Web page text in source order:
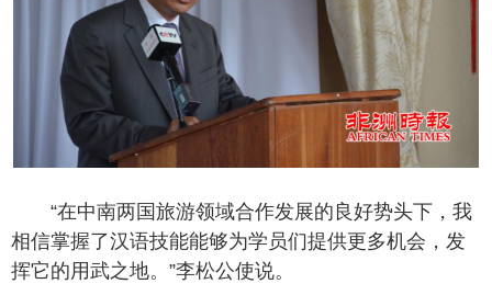
“在中南两国旅游领域合作发展的良好势头下，我
相信掌握了汉语技能能够为学员们提供更多机会，发
挥它的用武之地。”李松公使说。